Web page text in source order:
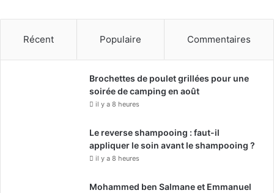
Récent Populaire Commentaires
Brochettes de poulet grillées pour une
soirée de camping en août
il y a 8 heures
Le reverse shampooing : faut-il
appliquer le soin avant le shampooing ?
il y a 8 heures
Mohammed ben Salmane et Emmanuel